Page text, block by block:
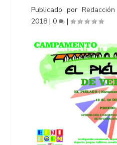
Publicado por
2018 |0 |